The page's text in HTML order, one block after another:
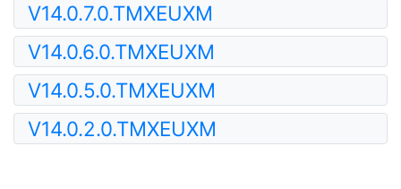
V14.0.7.0.TMXEUXM
V14.0.6.0.TMXEUXM
V14.0.5.0.TMXEUXM
V14.0.2.0.TMXEUXM